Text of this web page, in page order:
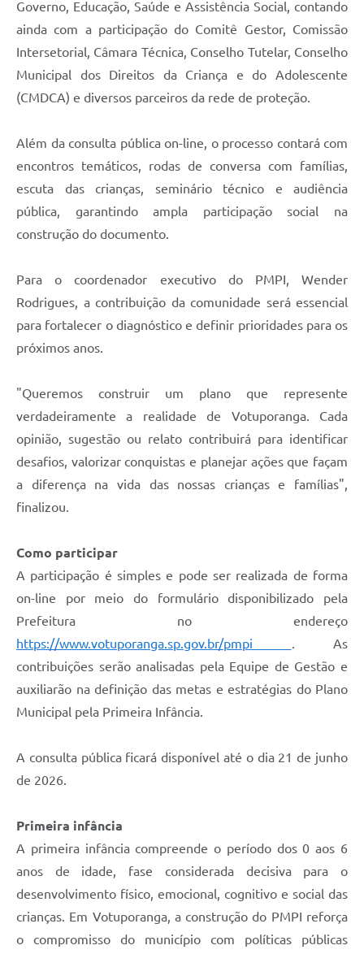
Governo, Educação, Saúde e Assistência Social, contando
ainda com a participação do Comitê Gestor, Comissão
Intersetorial, Câmara Técnica, Conselho Tutelar, Conselho
Municipal dos Direitos da Criança e do Adolescente
(CMDCA) e diversos parceiros da rede de proteção.
Além da consulta pública on-line, o processo contará com
encontros temáticos, rodas de conversa com famílias,
escuta das crianças, seminário técnico e audiência
pública, garantindo ampla participação social na
construção do documento.
Para o coordenador executivo do PMPI, Wender
Rodrigues, a contribuição da comunidade será essencial
para fortalecer o diagnóstico e definir prioridades para os
próximos anos.
"Queremos construir um plano que represente
verdadeiramente a realidade de Votuporanga. Cada
opinião, sugestão ou relato contribuirá para identificar
desafios, valorizar conquistas e planejar ações que façam
a diferença na vida das nossas crianças e famílias",
finalizou.
Como participar
A participação é simples e pode ser realizada de forma
on-line por meio do formulário disponibilizado pela
Prefeitura no endereço
https://www.votuporanga.sp.gov.br/pmpi . As
contribuições serão analisadas pela Equipe de Gestão e
auxiliarão na definição das metas e estratégias do Plano
Municipal pela Primeira Infância.
A consulta pública ficará disponível até o dia 21 de junho
de 2026.
Primeira infância
A primeira infância compreende o período dos 0 aos 6
anos de idade, fase considerada decisiva para o
desenvolvimento físico, emocional, cognitivo e social das
crianças. Em Votuporanga, a construção do PMPI reforça
o compromisso do município com políticas públicas